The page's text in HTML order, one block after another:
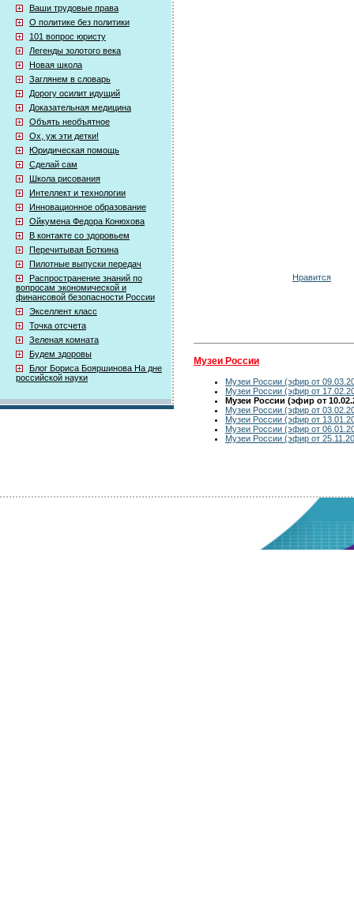
Ваши трудовые права
О политике без политики
101 вопрос юристу
Легенды золотого века
Новая школа
Заглянем в словарь
Дорогу осилит идущий
Доказательная медицина
Объять необъятное
Ох, уж эти детки!
Юридическая помощь
Сделай сам
Школа рисования
Интеллект и технологии
Инновационное образование
Ойкумена Федора Конюхова
В контакте со здоровьем
Перечитывая Боткина
Пилотные выпуски передач
Распространение знаний по
вопросам экономической и
финансовой безопасности России
Экселлент класс
Точка отсчета
Зеленая комната
Будем здоровы
Блог Бориса Бояршинова На дне
российской науки
Нравится
Музеи России
Музеи России (эфир от
Музеи России (эфир от
Музеи России (эфир от
Музеи России (эфир от
Музеи России (эфир от
Музеи России (эфир от
Музеи России (эфир от